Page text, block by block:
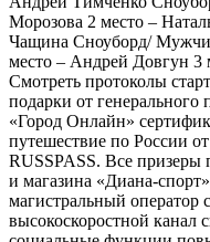
Морозова 2 место –
Чащина Сноуборд/
место – Андрей Довгун
Смотреть протоколы
подарки от генерального
«Город Онлайн»
путешествие по России
RUSSPASS. Все призеры
и магазина «Диана-
магистральный оператор
высокоскоростной